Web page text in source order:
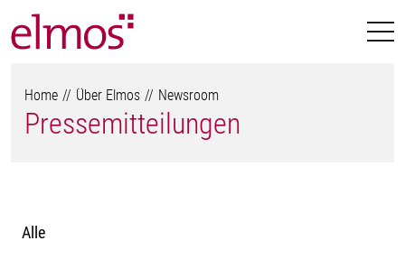
Home Über Elmos Newsroom
Pressemitteilungen
Alle